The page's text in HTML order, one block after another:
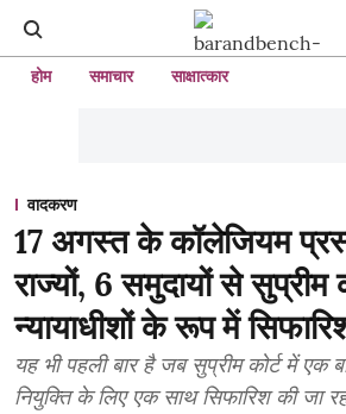
होम समाचार साक्षात्कार
वादकरण
17 अगस्त के कॉलेजियम
राज्यों, 6 समुदायों से सुप्रीम
न्यायाधीशों के रूप में
यह भी पहली बार है जब सुप्रीम कोर्ट में एक
नियुक्ति के लिए एक साथ सिफारिश की जा